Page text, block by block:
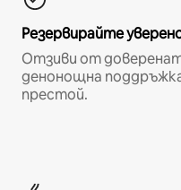
Резервирайте
Отзиви от
денонощна
престой.